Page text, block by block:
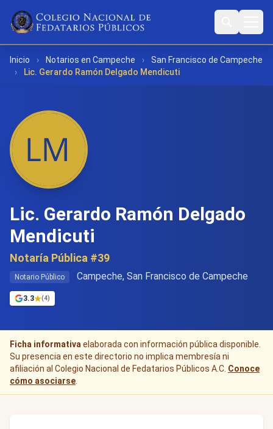
Inicio › Notarios en Campeche ›
San Francisco de Campeche
›
Lic. Gerardo Ramón Delgado Mendicuti
Lic. Gerardo Ramón Delgado
Mendicuti
Notaría Pública #39
Notario Público Campeche, San Francisco de Campeche
3.3 (4)
Ficha informativa elaborada con información pública disponible.
Su presencia en este directorio no implica membresía ni
afiliación al Colegio Nacional de Fedatarios Públicos A.C. Conoce
cómo asociarse